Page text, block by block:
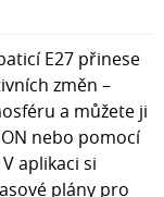
E27 přinese
změn –
a můžete ji
nebo pomocí
aplikaci si
plány pro